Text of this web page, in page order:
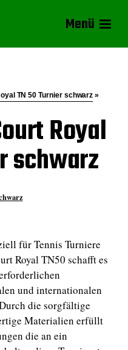
Menü
TN 50 Turnier schwarz »
Royal
schwarz
für Tennis Turniere
Royal TN50 schafft es
und internationalen
die sorgfältige
Materialien erfüllt
die an ein